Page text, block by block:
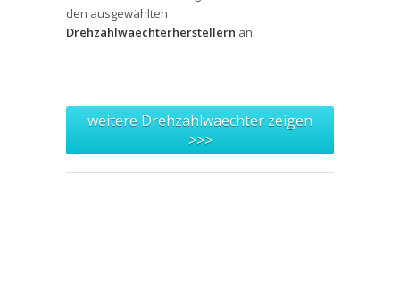
den ausgewählten
Drehzahlwaechterherstellern an.
weitere Drehzahlwaechter zeigen
>>>